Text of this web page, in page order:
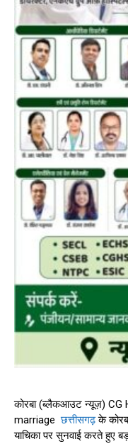
कोरबा (ब्लैकआउट न्यूज़) CG
marriageछत्तीसगढ़के
याचिका पर सुनवाई करते हुए